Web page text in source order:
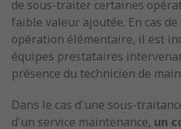
de sous-traiter certaines
faible valeur ajoutée. En cas
opération élémentaire, il est
équipes prestataires
présence du technicien de
Dans le cas d'une sous-
d'un service maintenance, un